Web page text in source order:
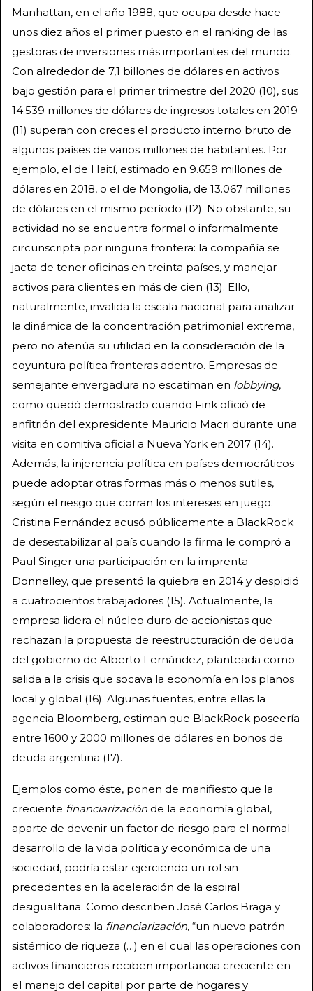
Manhattan, en el año 1988, que ocupa desde hace
unos diez años el primer puesto en el ranking de las
gestoras de inversiones más importantes del mundo.
Con alrededor de 7,1 billones de dólares en activos
bajo gestión para el primer trimestre del 2020 (10), sus
14.539 millones de dólares de ingresos totales en 2019
(11) superan con creces el producto interno bruto de
algunos países de varios millones de habitantes. Por
ejemplo, el de Haití, estimado en 9.659 millones de
dólares en 2018, o el de Mongolia, de 13.067 millones
de dólares en el mismo período (12). No obstante, su
actividad no se encuentra formal o informalmente
circunscripta por ninguna frontera: la compañía se
jacta de tener oficinas en treinta países, y manejar
activos para clientes en más de cien (13). Ello,
naturalmente, invalida la escala nacional para analizar
la dinámica de la concentración patrimonial extrema,
pero no atenúa su utilidad en la consideración de la
coyuntura política fronteras adentro. Empresas de
semejante envergadura no escatiman en lobbying,
como quedó demostrado cuando Fink ofició de
anfitrión del expresidente Mauricio Macri durante una
visita en comitiva oficial a Nueva York en 2017 (14).
Además, la injerencia política en países democráticos
puede adoptar otras formas más o menos sutiles,
según el riesgo que corran los intereses en juego.
Cristina Fernández acusó públicamente a BlackRock
de desestabilizar al país cuando la firma le compró a
Paul Singer una participación en la imprenta
Donnelley, que presentó la quiebra en 2014 y despidió
a cuatrocientos trabajadores (15). Actualmente, la
empresa lidera el núcleo duro de accionistas que
rechazan la propuesta de reestructuración de deuda
del gobierno de Alberto Fernández, planteada como
salida a la crisis que socava la economía en los planos
local y global (16). Algunas fuentes, entre ellas la
agencia Bloomberg, estiman que BlackRock poseería
entre 1600 y 2000 millones de dólares en bonos de
deuda argentina (17).
Ejemplos como éste, ponen de manifiesto que la
creciente financiarización de la economía global,
aparte de devenir un factor de riesgo para el normal
desarrollo de la vida política y económica de una
sociedad, podría estar ejerciendo un rol sin
precedentes en la aceleración de la espiral
desigualitaria. Como describen José Carlos Braga y
colaboradores: la financiarización, “un nuevo patrón
sistémico de riqueza (…) en el cual las operaciones con
activos financieros reciben importancia creciente en
el manejo del capital por parte de hogares y